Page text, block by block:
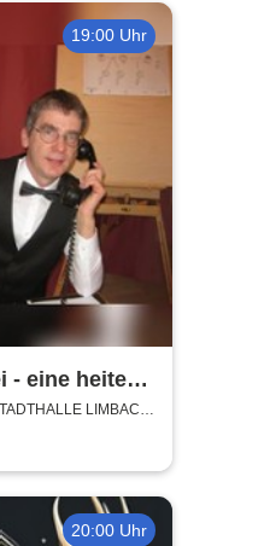
19:00 Uhr
- eine heitere
LIMBACH-
20:00 Uhr